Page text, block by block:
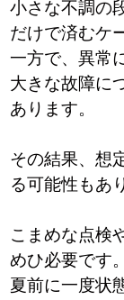
小さな不調の
だけで済むケ
一方で、異常
大きな故障に
あります。
その結果、想
る可能性もあ
こまめな点検
めひ必要です。
夏前に一度状